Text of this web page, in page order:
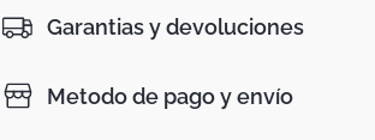
Garantias y devoluciones
Metodo de pago y envío